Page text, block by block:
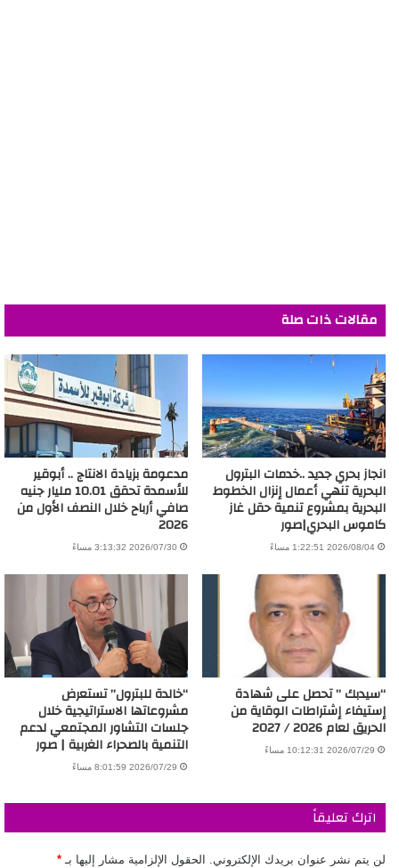
مقالات ذات صلة
انجاز بحري جديد ..خدمات البترول
البحرية تنهي أعمال إنزال الخطوط
البحرية بمشروع تنمية حقل غاز
كاموس البحري|صور
2026/08/04 1:22:51 مساءً
مدعومة بزيادة الانتاج .. أبوقير
للأسمدة تحقق 10.01 مليار جنيه
صافي أرباح خلال النصف الأول من
2026
2026/07/30 3:13:32 مساءً
“سيدبك ” تحصل على شهادة
إستيفاء إشتراطات الوقاية من
الحريق لعام 2026 / 2027
2026/07/29 10:12:31 مساءً
“خالدة للبترول” تستعرض
مشروعاتها الاستراتيجية خلال
جلسات التشاور المجتمعي لدعم
التنمية بالصحراء الغربية | صور
2026/07/29 8:01:59 مساءً
اترك تعليقاً
لن يتم نشر عنوان بريدك الإلكتروني. الحقول الإلزامية مشار إليها بـ *